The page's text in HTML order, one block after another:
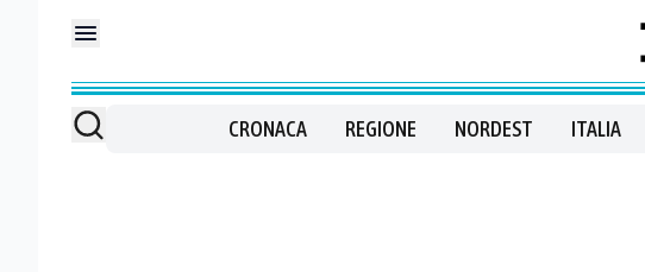
CRONACA REGIONE NORDEST ITALIA